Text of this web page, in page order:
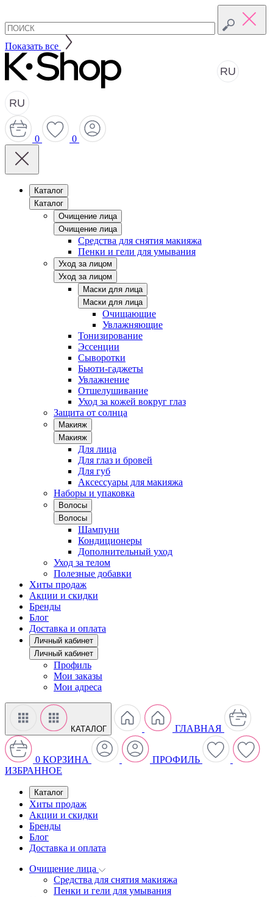
Показать все
RU
RU
0 0
Каталог
Каталог
Очищение лица
Очищение лица
Средства для снятия макияжа
Пенки и гели для умывания
Уход за лицом
Уход за лицом
Маски для лица
Маски для лица
Очищающие
Увлажняющие
Тонизирование
Эссенции
Сыворотки
Бьюти-гаджеты
Увлажнение
Отшелушивание
Уход за кожей вокруг глаз
Защита от солнца
Макияж
Макияж
Для лица
Для глаз и бровей
Для губ
Аксессуары для макияжа
Наборы и упаковка
Волосы
Волосы
Шампуни
Кондиционеры
Дополнительный уход
Уход за телом
Полезные добавки
Хиты продаж
Акции и скидки
Бренды
Блог
Доставка и оплата
Личный кабинет
Личный кабинет
Профиль
Мои заказы
Мои адреса
КАТАЛОГ ГЛАВНАЯ
0 КОРЗИНА
ПРОФИЛЬ
ИЗБРАННОЕ
Каталог
Хиты продаж
Акции и скидки
Бренды
Блог
Доставка и оплата
Очищение лица
Средства для снятия макияжа
Пенки и гели для умывания